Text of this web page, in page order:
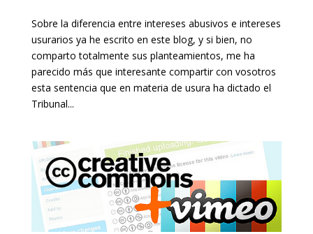
Sobre la diferencia entre intereses abusivos e intereses
usurarios ya he escrito en este blog, y si bien, no
comparto totalmente sus planteamientos, me ha
parecido más que interesante compartir con vosotros
esta sentencia que en materia de usura ha dictado el
Tribunal...